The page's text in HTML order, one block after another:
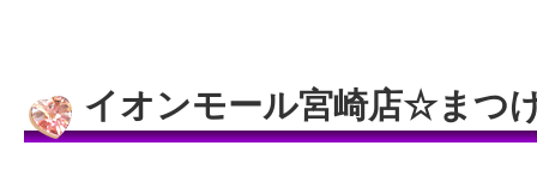
イオンモール宮崎店☆まつ